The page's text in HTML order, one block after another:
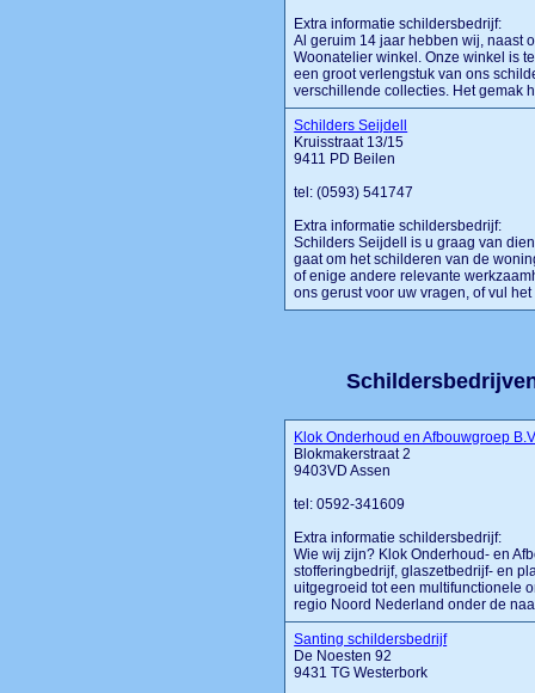
Extra informatie schildersbedrijf:
Al geruim 14 jaar hebben wij, naast
Woonatelier winkel. Onze winkel is
een groot verlengstuk van ons
verschillende collecties. Het gemak
Schilders Seijdell
Kruisstraat 13/15
9411 PD Beilen
tel: (0593) 541747
Extra informatie schildersbedrijf:
Schilders Seijdell is u graag van
gaat om het schilderen van de
of enige andere relevante
ons gerust voor uw vragen, of vul
Klok Onderhoud en Afbouwgroep
Blokmakerstraat 2
9403VD Assen
tel: 0592-341609
Extra informatie schildersbedrijf:
Wie wij zijn? Klok Onderhoud- en
stofferingbedrijf, glaszetbedrijf- en
uitgegroeid tot een multifunctionele
regio Noord Nederland onder de
Santing schildersbedrijf
De Noesten 92
9431 TG Westerbork